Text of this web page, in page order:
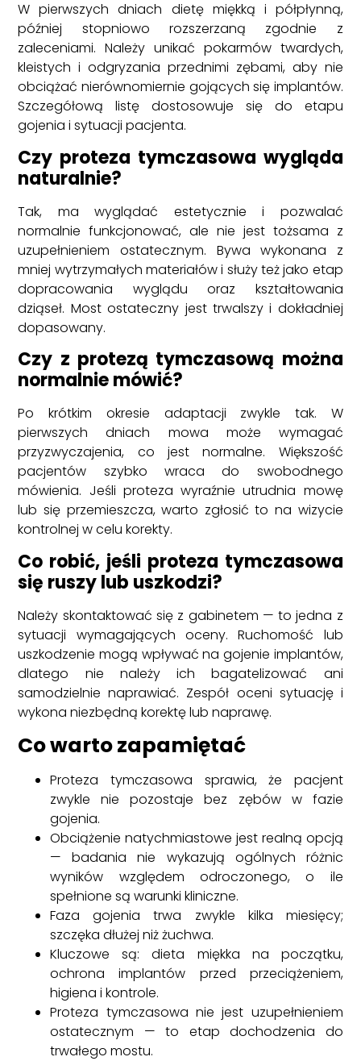
W pierwszych dniach dietę miękką i półpłynną,
później stopniowo rozszerzaną zgodnie z
zaleceniami. Należy unikać pokarmów twardych,
kleistych i odgryzania przednimi zębami, aby nie
obciążać nierównomiernie gojących się implantów.
Szczegółową listę dostosowuje się do etapu
gojenia i sytuacji pacjenta.
Czy proteza tymczasowa wygląda
naturalnie?
Tak, ma wyglądać estetycznie i pozwalać
normalnie funkcjonować, ale nie jest tożsama z
uzupełnieniem ostatecznym. Bywa wykonana z
mniej wytrzymałych materiałów i służy też jako etap
dopracowania wyglądu oraz kształtowania
dziąseł. Most ostateczny jest trwalszy i dokładniej
dopasowany.
Czy z protezą tymczasową można
normalnie mówić?
Po krótkim okresie adaptacji zwykle tak. W
pierwszych dniach mowa może wymagać
przyzwyczajenia, co jest normalne. Większość
pacjentów szybko wraca do swobodnego
mówienia. Jeśli proteza wyraźnie utrudnia mowę
lub się przemieszcza, warto zgłosić to na wizycie
kontrolnej w celu korekty.
Co robić, jeśli proteza tymczasowa
się ruszy lub uszkodzi?
Należy skontaktować się z gabinetem — to jedna z
sytuacji wymagających oceny. Ruchomość lub
uszkodzenie mogą wpływać na gojenie implantów,
dlatego nie należy ich bagatelizować ani
samodzielnie naprawiać. Zespół oceni sytuację i
wykona niezbędną korektę lub naprawę.
Co warto zapamiętać
Proteza tymczasowa sprawia, że pacjent
zwykle nie pozostaje bez zębów w fazie
gojenia.
Obciążenie natychmiastowe jest realną opcją
— badania nie wykazują ogólnych różnic
wyników względem odroczonego, o ile
spełnione są warunki kliniczne.
Faza gojenia trwa zwykle kilka miesięcy;
szczęka dłużej niż żuchwa.
Kluczowe są: dieta miękka na początku,
ochrona implantów przed przeciążeniem,
higiena i kontrole.
Proteza tymczasowa nie jest uzupełnieniem
ostatecznym — to etap dochodzenia do
trwałego mostu.